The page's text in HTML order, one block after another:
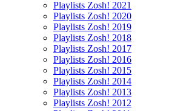
Playlists Zosh! 2021
Playlists Zosh! 2020
Playlists Zosh! 2019
Playlists Zosh! 2018
Playlists Zosh! 2017
Playlists Zosh! 2016
Playlists Zosh! 2015
Playlists Zosh! 2014
Playlists Zosh! 2013
Playlists Zosh! 2012